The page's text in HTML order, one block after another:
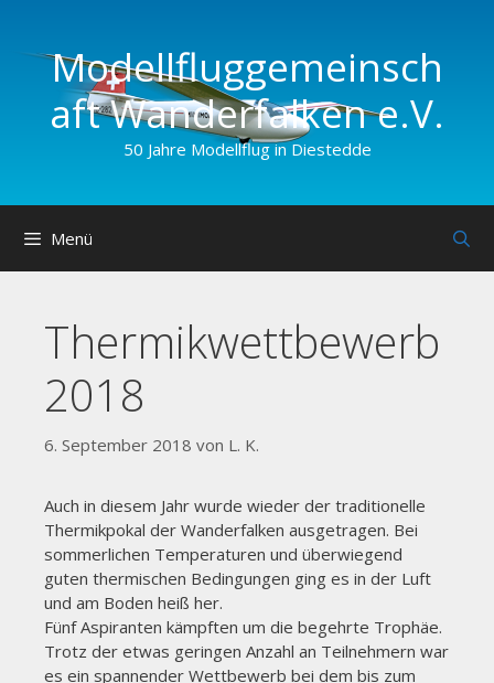
springenModellfluggemeinsch
aft Wander­falken e.V.
50 Jahre Modellflug in Diestedde
Menü
Thermikwettbewerb
2018
6. September 2018 von L. K.
Auch in diesem Jahr wurde wieder der traditionelle
Thermikpokal der Wanderfalken ausgetragen. Bei
sommerlichen Temperaturen und überwiegend
guten thermischen Bedingungen ging es in der Luft
und am Boden heiß her.
Fünf Aspiranten kämpften um die begehrte Trophäe.
Trotz der etwas geringen Anzahl an Teilnehmern war
es ein spannender Wettbewerb bei dem bis zum